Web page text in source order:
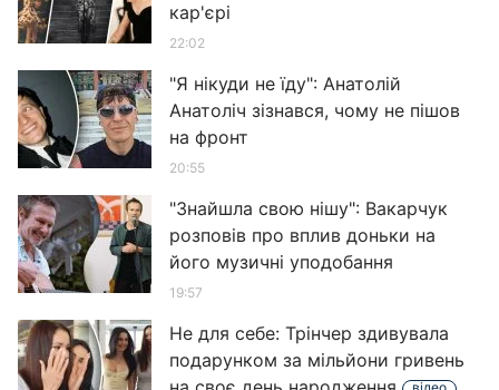
кар'єрі
22:02
"Я нікуди не їду": Анатолій
Анатоліч зізнався, чому не пішов
на фронт
20:55
"Знайшла свою нішу": Вакарчук
розповів про вплив доньки на
його музичні уподобання
19:57
Не для себе: Трінчер здивувала
подарунком за мільйони гривень